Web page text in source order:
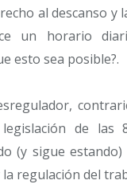
al descanso y
un horario
esto sea posible?.
de las
(y sigue
regulación del